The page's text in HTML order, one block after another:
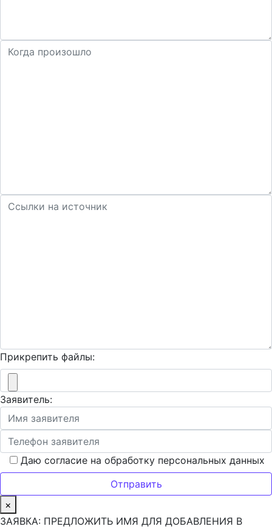
Прикрепить файлы:
Заявитель:
Даю согласие на обработку персональных данных
×
ЗАЯВКА: ПРЕДЛОЖИТЬ ИМЯ ДЛЯ ДОБАВЛЕНИЯ В